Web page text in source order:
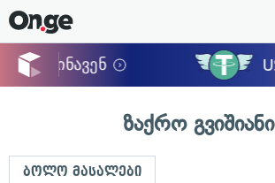
ზაქრო გვიშიანი
ბოლო მასალები